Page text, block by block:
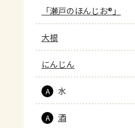
「瀬戸のほんじお®」
大根
にんじん
A 水
A 酒